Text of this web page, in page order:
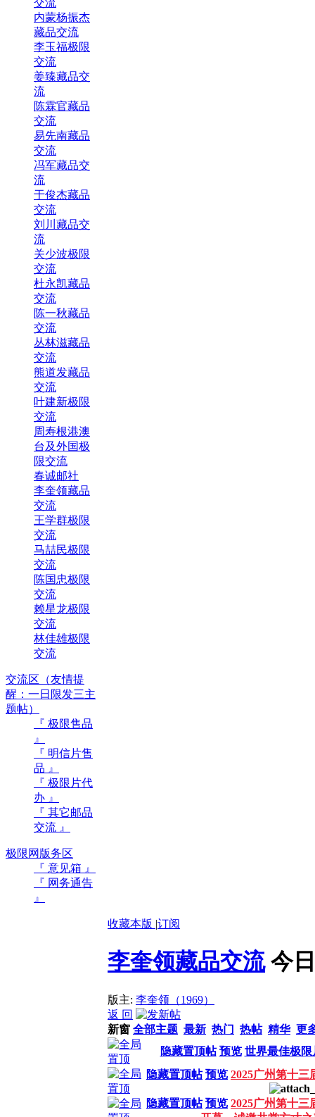
内蒙杨振杰
藏品交流
李玉福极限
交流
姜臻藏品交
流
陈霖官藏品
交流
易先南藏品
交流
冯军藏品交
流
于俊杰藏品
交流
刘川藏品交
流
关少波极限
交流
杜永凯藏品
交流
陈一秋藏品
交流
丛林滋藏品
交流
熊道发藏品
交流
叶建新极限
交流
周寿根港澳
台及外国极
限交流
春诚邮社
李奎领藏品
交流
王学群极限
交流
马喆民极限
交流
陈国忠极限
交流
赖星龙极限
交流
林佳雄极限
交流
交流区（友情提
醒：一日限发三主
题帖）
『 极限售品
』
『 明信片售
品 』
『 极限片代
办 』
『 其它邮品
交流 』
极限网版务区
『 意见箱 』
『 网务通告
』
收藏本版 |订阅
李奎领藏品交流 今
版主: 李奎领（1969）
返 回
新窗 全部主题 最新 热门 热帖 精华 更
隐藏置顶帖 预览 世界最佳极限
隐藏置顶帖 预览 2025广州第十三
隐藏置顶帖 预览 2025广州第十三